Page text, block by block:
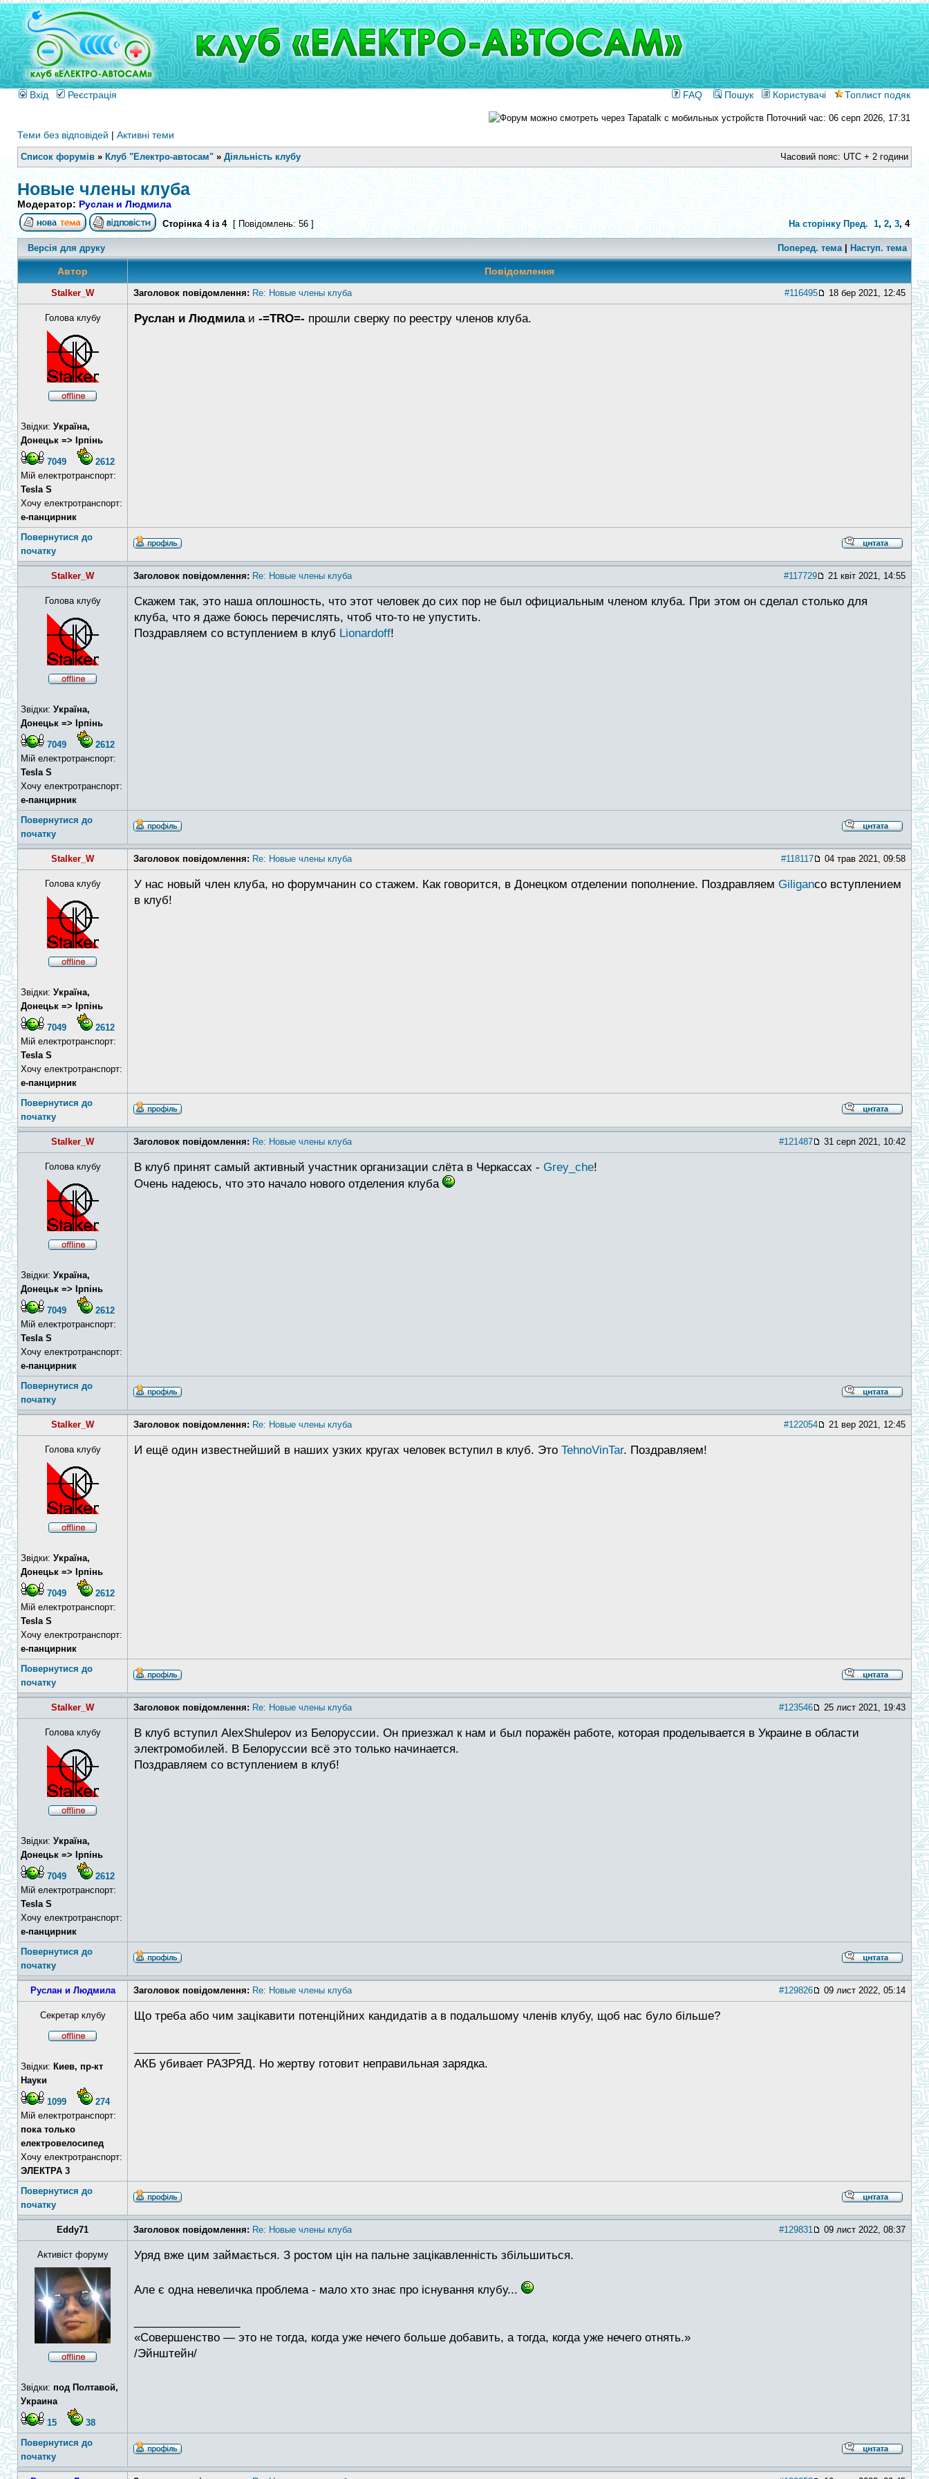
Вхід Реєстрація FAQ Пошук Користувачі Топлист подяк
Поточний час: 06 серп 2026, 17:31
Теми без відповідей | Активні теми
Список форумів » Клуб "Електро-автосам" » Діяльність клубу Часовий пояс: UTC + 2 години
Новые члены клуба
Модератор: Руслан и Людмила
Сторінка4із 4 [ Повідомлень: 56 ] На сторінку Пред. 1, 2,3, 4
Версія для друку Поперед. тема| Наступ. тема
Автор Повідомлення
Stalker_W Заголовок повідомлення: Re: Новые члены клуба #116495 18 бер 2021, 12:45
Голова клубу
Звідки: Україна,
Донецьк => Ірпінь
7049
2612
Мій електротранспорт:
Tesla S
Хочу електротранспорт:
е-панцирник
Руслан и Людмилаи -=TRO=- прошли сверку по реестру членов клуба.
Повернутися до
початку
Stalker_W Заголовок повідомлення: Re: Новые члены клуба #117729 21 квіт 2021, 14:55
Голова клубу
Звідки: Україна,
Донецьк => Ірпінь
7049
2612
Мій електротранспорт:
Tesla S
Хочу електротранспорт:
е-панцирник
Скажем так, это наша оплошность, что этот человек до сих пор не был официальным членом клуба. При этом он сделал столько для
клуба, что я даже боюсь перечислять, чтоб что-то не упустить.
Поздравляем со вступлением в клуб Lionardoff!
Повернутися до
початку
Stalker_W Заголовок повідомлення: Re: Новые члены клуба #118117 04 трав 2021, 09:58
Голова клубу
Звідки: Україна,
Донецьк => Ірпінь
7049
2612
Мій електротранспорт:
Tesla S
Хочу електротранспорт:
е-панцирник
У нас новый член клуба, но форумчанин со стажем. Как говорится, в Донецком отделении пополнение. Поздравляем Giliganсо вступлением
в клуб!
Повернутися до
початку
Stalker_W Заголовок повідомлення: Re: Новые члены клуба #121487 31 серп 2021, 10:42
Голова клубу
Звідки: Україна,
Донецьк => Ірпінь
7049
2612
Мій електротранспорт:
Tesla S
Хочу електротранспорт:
е-панцирник
В клуб принят самый активный участник организации слёта в Черкассах - Grey_che!
Очень надеюсь, что это начало нового отделения клуба
Повернутися до
початку
Stalker_W Заголовок повідомлення: Re: Новые члены клуба #122054 21 вер 2021, 12:45
Голова клубу
Звідки: Україна,
Донецьк => Ірпінь
7049
2612
Мій електротранспорт:
Tesla S
Хочу електротранспорт:
е-панцирник
И ещё один известнейший в наших узких кругах человек вступил в клуб. Это TehnoVinTar. Поздравляем!
Повернутися до
початку
Stalker_W Заголовок повідомлення: Re: Новые члены клуба #123546 25 лист 2021, 19:43
Голова клубу
Звідки: Україна,
Донецьк => Ірпінь
7049
2612
Мій електротранспорт:
Tesla S
Хочу електротранспорт:
е-панцирник
В клуб вступил AlexShulepov из Белоруссии. Он приезжал к нам и был поражён работе, которая проделывается в Украине в области
электромобилей. В Белоруссии всё это только начинается.
Поздравляем со вступлением в клуб!
Повернутися до
початку
Руслан и Людмила Заголовок повідомлення: Re: Новые члены клуба #129826 09 лист 2022, 05:14
Секретар клубу
Звідки: Киев, пр-кт
Науки
1099
274
Мій електротранспорт:
пока только
електровелосипед
Хочу електротранспорт:
ЭЛЕКТРА 3
Що треба або чим зацікавити потенційних кандидатів а в подальшому членів клубу, щоб нас було більше?
АКБ убивает РАЗРЯД. Но жертву готовит неправильная зарядка.
Повернутися до
початку
Eddy71 Заголовок повідомлення: Re: Новые члены клуба #129831 09 лист 2022, 08:37
Активіст форуму
Звідки: под Полтавой,
Украина
15 38
Уряд вже цим займається. З ростом цін на пальне зацікавленність збільшиться.
Але є одна невеличка проблема - мало хто знає про існування клубу...
«Совершенство — это не тогда, когда уже нечего больше добавить, а тогда, когда уже нечего отнять.»
/Эйнштейн/
Повернутися до
початку